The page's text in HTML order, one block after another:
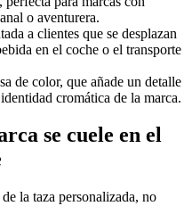
o aventurera.
a clientes que se desplazan
en el coche o el transporte
de color, que añade un detalle
cromática de la marca.
se cuele en el
la taza personalizada, no